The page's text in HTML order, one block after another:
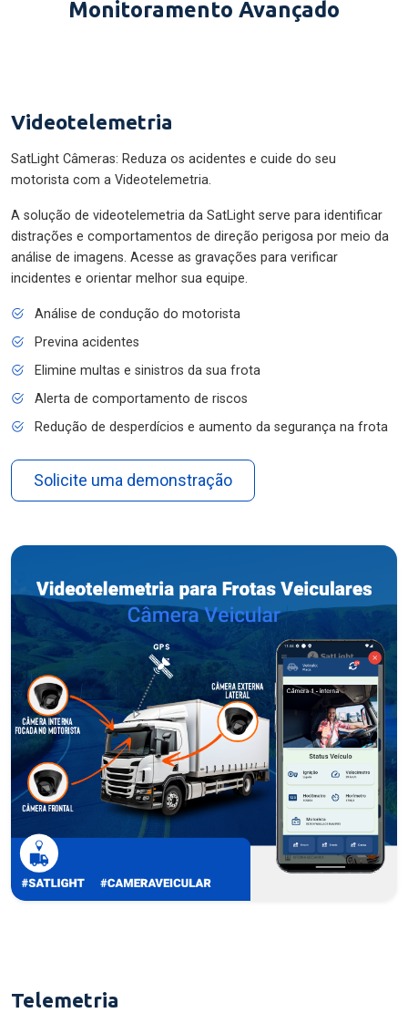
Monitoramento Avançado
Videotelemetria
SatLight Câmeras: Reduza os acidentes e cuide do seu
motorista com a Videotelemetria.
A solução de videotelemetria da SatLight serve para identificar
distrações e comportamentos de direção perigosa por meio da
análise de imagens. Acesse as gravações para verificar
incidentes e orientar melhor sua equipe.
Análise de condução do motorista
Previna acidentes
Elimine multas e sinistros da sua frota
Alerta de comportamento de riscos
Redução de desperdícios e aumento da segurança na frota
Solicite uma demonstração
Telemetria